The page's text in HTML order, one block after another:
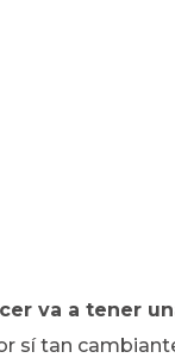
va a tener
sí tan